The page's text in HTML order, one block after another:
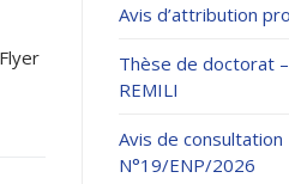
des Relations
sportives
et
Avis d’attribution
Thèse de doctorat
REMILI
Avis de consultation
N°19/ENP/2026